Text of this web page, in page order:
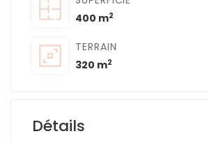
400 m2
TERRAIN
320 m2
Détails